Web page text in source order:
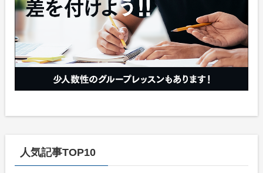
人気記事TOP10